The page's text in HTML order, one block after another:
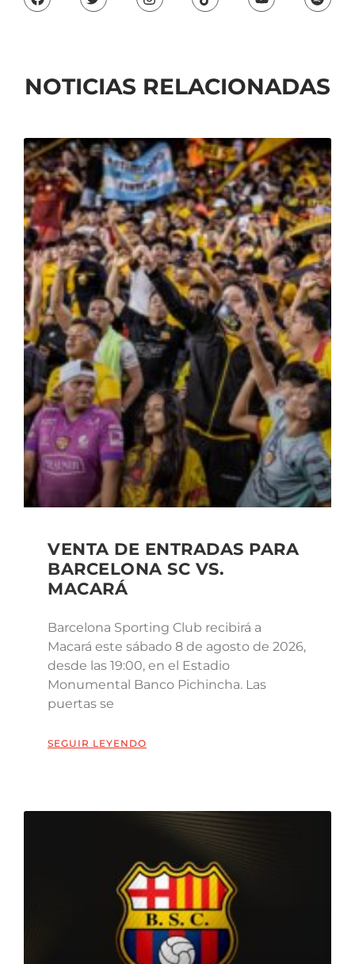
NOTICIAS RELACIONADAS
VENTA DE ENTRADAS PARA
BARCELONA SC VS.
MACARÁ
Barcelona Sporting Club recibirá a
Macará este sábado 8 de agosto de 2026,
desde las 19:00, en el Estadio
Monumental Banco Pichincha. Las
puertas se
SEGUIR LEYENDO